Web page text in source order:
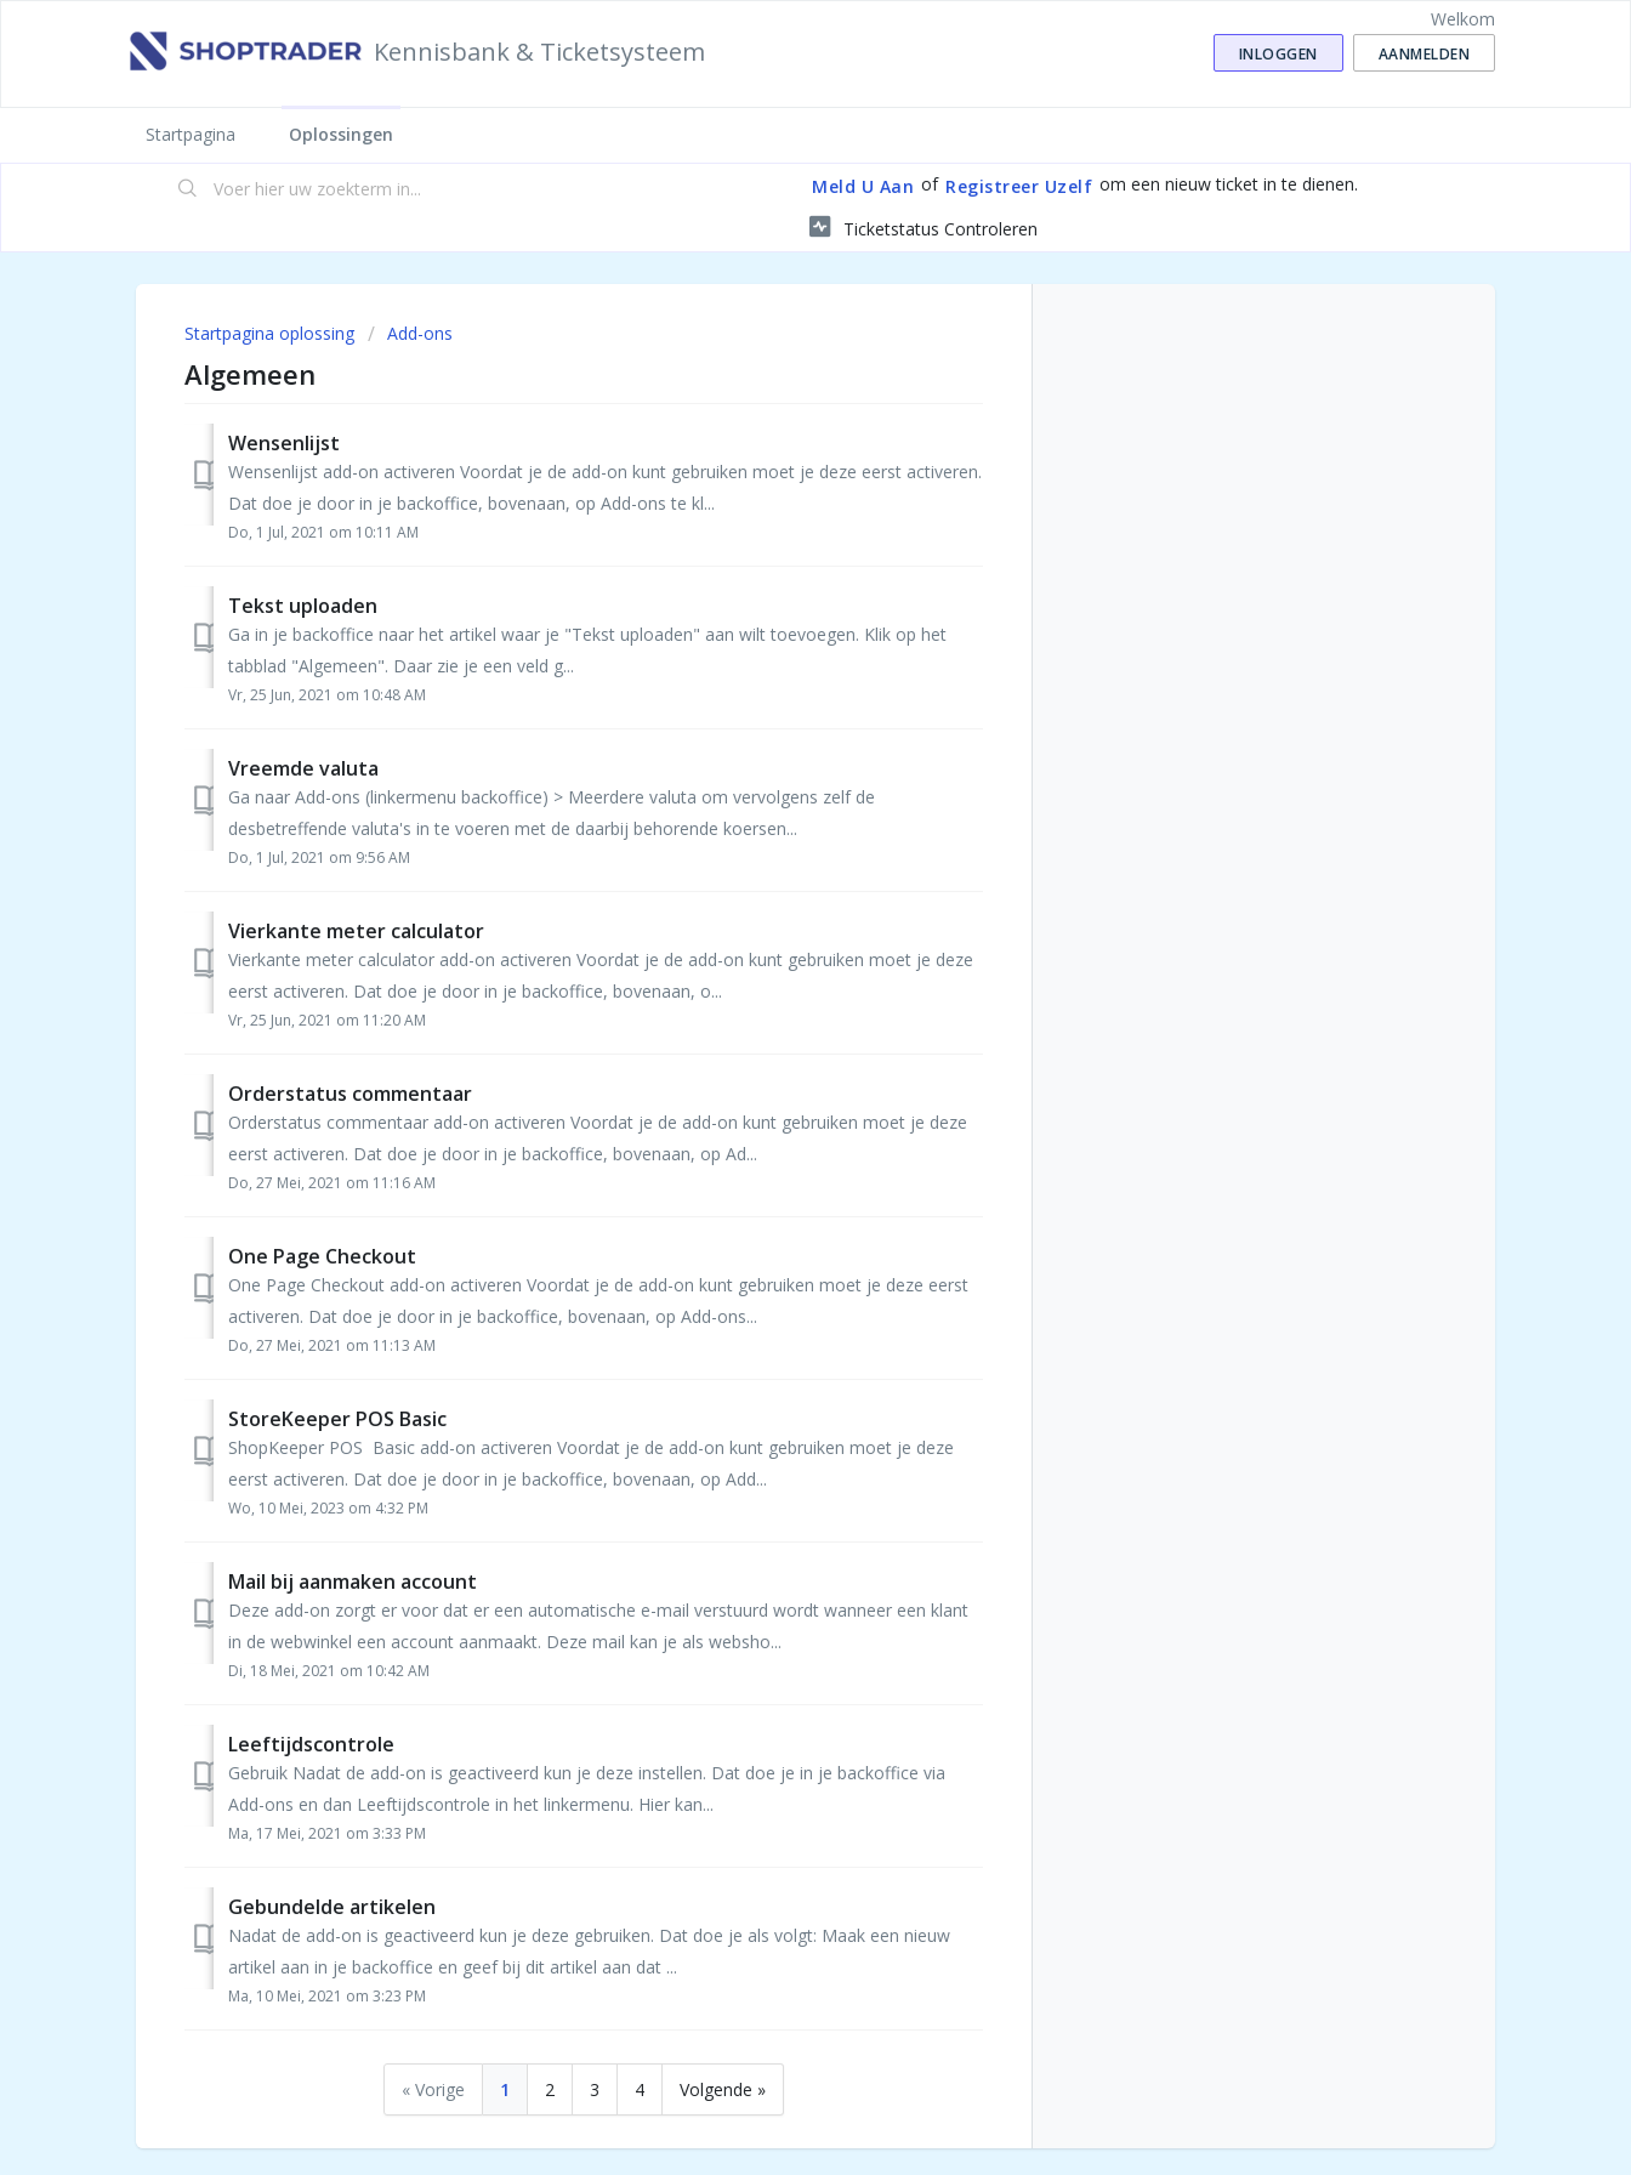
Kennisbank & Ticketsysteem
Welkom
INLOGGEN AANMELDEN
Startpagina Oplossingen
Meld U Aan of Registreer Uzelf om een nieuw ticket in te dienen.
Ticketstatus Controleren
Startpagina oplossing Add-ons
Algemeen
Wensenlijst
Wensenlijst add-on activeren Voordat je de add-on kunt gebruiken moet je deze eerst activeren.
Dat doe je door in je backoffice, bovenaan, op Add-ons te kl...
Do, 1 Jul, 2021 om 10:11 AM
Tekst uploaden
Ga in je backoffice naar het artikel waar je "Tekst uploaden" aan wilt toevoegen. Klik op het
tabblad "Algemeen". Daar zie je een veld g...
Vr, 25 Jun, 2021 om 10:48 AM
Vreemde valuta
Ga naar Add-ons (linkermenu backoffice) > Meerdere valuta om vervolgens zelf de
desbetreffende valuta's in te voeren met de daarbij behorende koersen...
Do, 1 Jul, 2021 om 9:56 AM
Vierkante meter calculator
Vierkante meter calculator add-on activeren Voordat je de add-on kunt gebruiken moet je deze
eerst activeren. Dat doe je door in je backoffice, bovenaan, o...
Vr, 25 Jun, 2021 om 11:20 AM
Orderstatus commentaar
Orderstatus commentaar add-on activeren Voordat je de add-on kunt gebruiken moet je deze
eerst activeren. Dat doe je door in je backoffice, bovenaan, op Ad...
Do, 27 Mei, 2021 om 11:16 AM
One Page Checkout
One Page Checkout add-on activeren Voordat je de add-on kunt gebruiken moet je deze eerst
activeren. Dat doe je door in je backoffice, bovenaan, op Add-ons...
Do, 27 Mei, 2021 om 11:13 AM
StoreKeeper POS Basic
ShopKeeper POS Basic add-on activeren Voordat je de add-on kunt gebruiken moet je deze
eerst activeren. Dat doe je door in je backoffice, bovenaan, op Add...
Wo, 10 Mei, 2023 om 4:32 PM
Mail bij aanmaken account
Deze add-on zorgt er voor dat er een automatische e-mail verstuurd wordt wanneer een klant
in de webwinkel een account aanmaakt. Deze mail kan je als websho...
Di, 18 Mei, 2021 om 10:42 AM
Leeftijdscontrole
Gebruik Nadat de add-on is geactiveerd kun je deze instellen. Dat doe je in je backoffice via
Add-ons en dan Leeftijdscontrole in het linkermenu. Hier kan...
Ma, 17 Mei, 2021 om 3:33 PM
Gebundelde artikelen
Nadat de add-on is geactiveerd kun je deze gebruiken. Dat doe je als volgt: Maak een nieuw
artikel aan in je backoffice en geef bij dit artikel aan dat ...
Ma, 10 Mei, 2021 om 3:23 PM
« Vorige 1 2 3 4 Volgende »